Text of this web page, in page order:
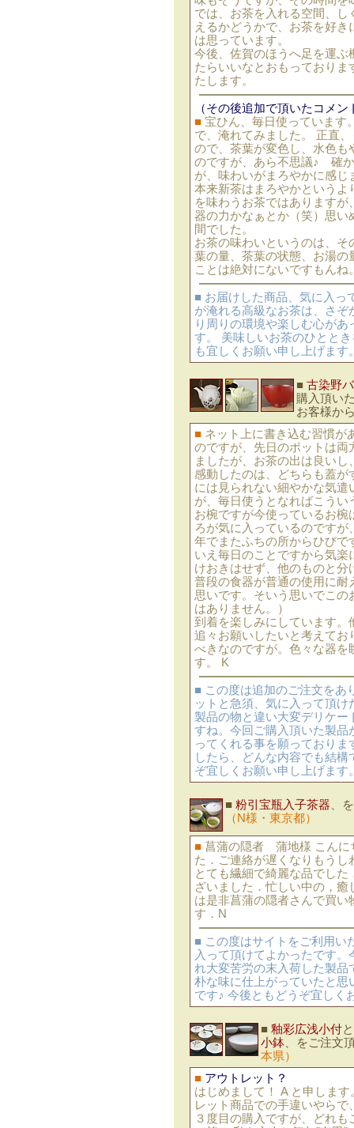
では、お茶を入れる空間、
えるかどうかで、お茶を好
は思っています。
今後、佐賀のほうへ足を運
たらいいなとおもっており
たします。
（その後追加で頂いたコメン
■ 宝ひん、毎日使っています
で、淹れてみました。 正直
ので、茶葉が変色し、水色
のですが、あら不思議♪ 確
が、味わいがまろやかに感じ
本来新茶はまろやかという
を味わうお茶ではあります
器の力かなぁとか（笑）思
間でした。
お茶の味わいというのは、
葉の量、茶葉の状態、お湯
ことは絶対にないですもんね
■ お届けした商品、気に入っ
が淹れる高級なお茶は、さ
り周りの環境や楽しむ心が
す。 美味しいお茶のひとと
も宜しくお願い申し上げます
■ 古染野
購入頂い
お客様か
■ ネット上に書き込む習慣が
のですが、先日のポットは
ましたが、お茶の出は良い
感動したのは、どちらも蓋
には見られない細やかな気
が、毎日使うとなればこうい
お椀ですが今使っているお
ろが気に入っているのです
年でまたふちの所からひび
いえ毎日のことですから気
けおきはせず、他のものと
普段の食器が普通の使用に
思いです。そいう思いでこ
はありません。）
到着を楽しみにしています
追々お願いしたいと考えて
べきなのですが。色々な器
す。 K
■ この度は追加のご注文をあ
ットと急須、気に入って頂
製品の物と違い大変デリケ
すね。今回ご購入頂いた製
ってくれる事を願っており
したら、どんな内容でも結
ぞ宜しくお願い申し上げます
■ 粉引宝瓶入子茶器 、
（N様・東京都）
■ 菖蒲の隠者 蒲地様 こんに
た．ご連絡が遅くなりもうし
とても繊細で綺麗な品でし
ざいました．忙しい中の，
は是非菖蒲の隠者さんで買
す．N
■ この度はサイトをご利用い
入って頂けてよかったです
れ大変苦労の末入荷した製
朴な味に仕上がっていたと
です♪ 今後ともどうぞ宜しく
■ 釉彩広浅小付
小鉢 、をご注文
本県）
■ アウトレット？
はじめまして！ A と申しま
レット商品での手違いやら
３度目の購入ですが、どれ